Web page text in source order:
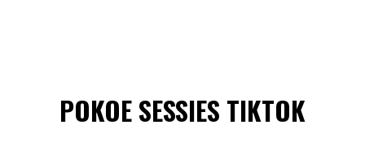
POKOE SESSIES TIKTOK